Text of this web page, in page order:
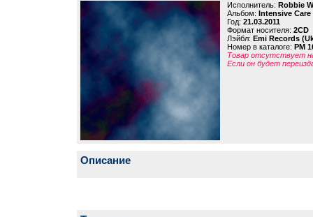
Исполнитель: Robbie
Альбом: Intensive
Год: 21.03.2011
Формат носителя: 2CD
Лэйбл: Emi Records
Номер в каталоге: PM
Товар отсутствует
Если он будет
Описание